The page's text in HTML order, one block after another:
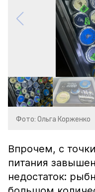
Фото: Ольга Корженко
Впрочем, с
питания
недостаток: